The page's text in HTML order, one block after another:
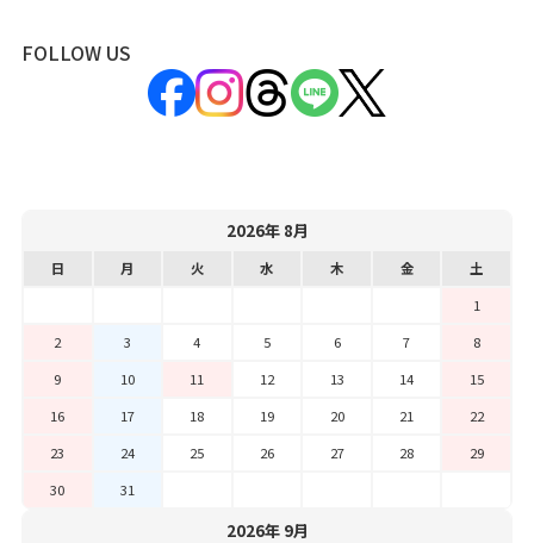
FOLLOW US
2026年 8月
日 月 火 水 木 金
土
1
2
3 4 5 6 7
8
9
10 11 12 13 14
15
16
17 18 19 20 21
22
23
24 25 26 27 28
29
30
31
2026年 9月